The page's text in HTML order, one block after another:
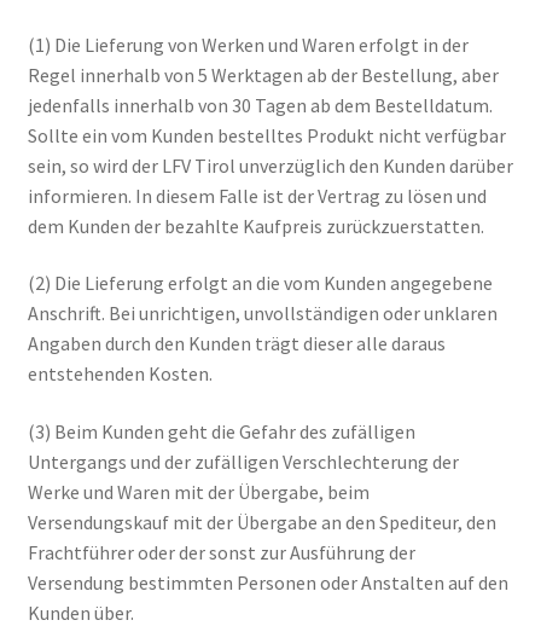
(1) Die Lieferung von Werken und Waren erfolgt in der
Regel innerhalb von 5 Werktagen ab der Bestellung, aber
jedenfalls innerhalb von 30 Tagen ab dem Bestelldatum.
Sollte ein vom Kunden bestelltes Produkt nicht verfügbar
sein, so wird der LFV Tirol unverzüglich den Kunden darüber
informieren. In diesem Falle ist der Vertrag zu lösen und
dem Kunden der bezahlte Kaufpreis zurückzuerstatten.
(2) Die Lieferung erfolgt an die vom Kunden angegebene
Anschrift. Bei unrichtigen, unvollständigen oder unklaren
Angaben durch den Kunden trägt dieser alle daraus
entstehenden Kosten.
(3) Beim Kunden geht die Gefahr des zufälligen
Untergangs und der zufälligen Verschlechterung der
Werke und Waren mit der Übergabe, beim
Versendungskauf mit der Übergabe an den Spediteur, den
Frachtführer oder der sonst zur Ausführung der
Versendung bestimmten Personen oder Anstalten auf den
Kunden über.